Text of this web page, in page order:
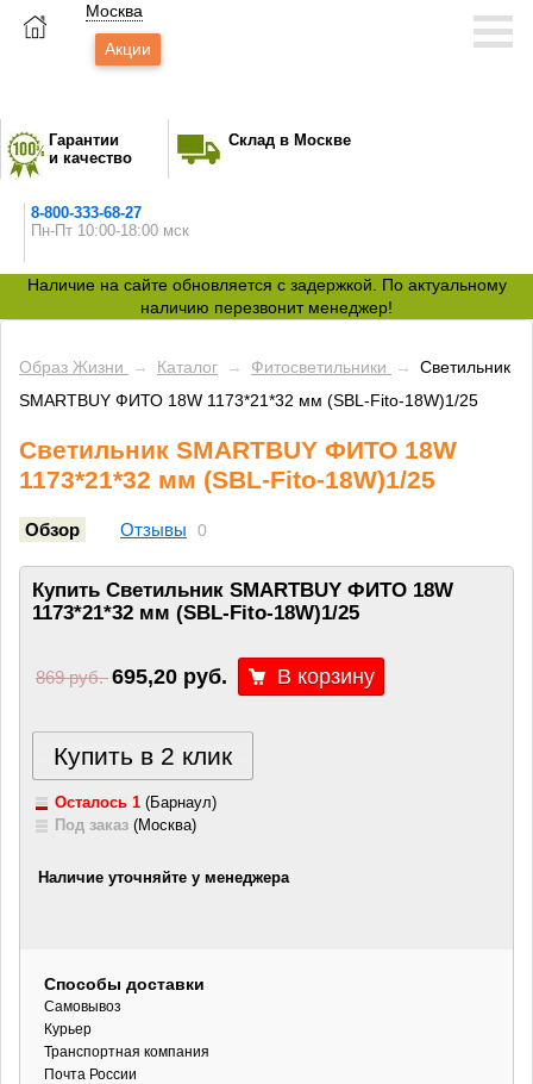
Москва
Акции
Гарантии
и качество
Склад в Москве
8-800-333-68-27
Пн-Пт 10:00-18:00 мск
Наличие на сайте обновляется с задержкой. По актуальному
наличию перезвонит менеджер!
Образ Жизни → Каталог → Фитосветильники →
Светильник
SMARTBUY ФИТО 18W 1173*21*32 мм (SBL-Fito-18W)1/25
Светильник SMARTBUY ФИТО 18W
1173*21*32 мм (SBL-Fito-18W)1/25
Обзор Отзывы 0
Купить Светильник SMARTBUY ФИТО 18W
1173*21*32 мм (SBL-Fito-18W)1/25
869 руб.695,20 руб.
Купить в 2 клик
Осталось 1 (Барнаул)
Под заказ (Москва)
Наличие уточняйте у менеджера
Способы доставки
Самовывоз
Курьер
Транспортная компания
Почта России